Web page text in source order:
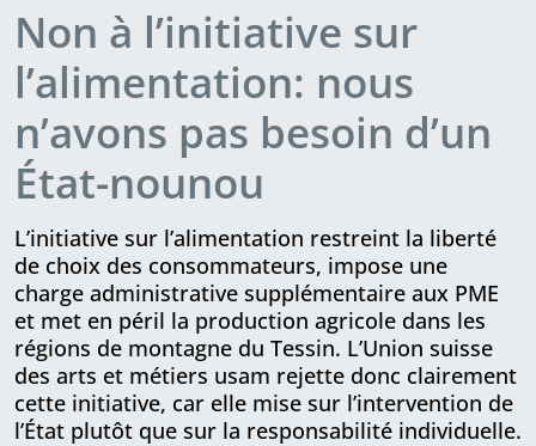
Non à l’initiative sur
l’alimentation: nous
n’avons pas besoin d’un
État-nounou
L’initiative sur l’alimentation restreint la liberté
de choix des consommateurs, impose une
charge administrative supplémentaire aux PME
et met en péril la production agricole dans les
régions de montagne du Tessin. L’Union suisse
des arts et métiers usam rejette donc claire­ment
cette initiative, car elle mise sur l’intervention de
l’État plutôt que sur la responsabilité individuelle.